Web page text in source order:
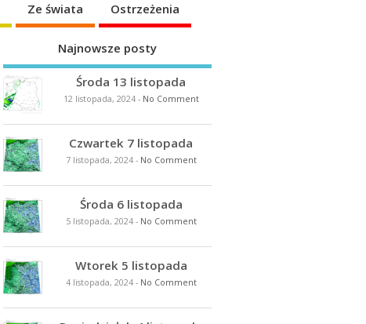
Ze świata Ostrzeżenia
Najnowsze posty
Środa 13 listopada
12 listopada, 2024- No Comment
Czwartek 7 listopada
7 listopada, 2024- No Comment
Środa 6 listopada
5 listopada, 2024- No Comment
Wtorek 5 listopada
4 listopada, 2024- No Comment